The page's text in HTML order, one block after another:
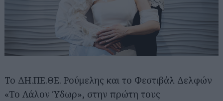
Το ΔΗ.ΠΕ.ΘΕ. Ρούμελης και το Φεστιβάλ Δελφών
«Το Λάλον Ύδωρ», στην πρώτη τους